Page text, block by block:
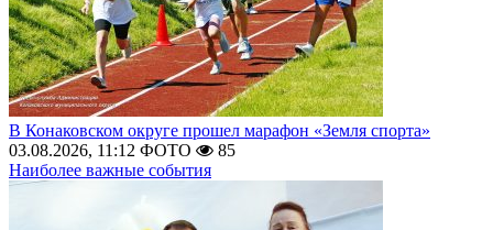
В Конаковском округе прошел марафон «Земля спорта»
03.08.2026, 11:12 ФОТО
85
Наиболее важные события